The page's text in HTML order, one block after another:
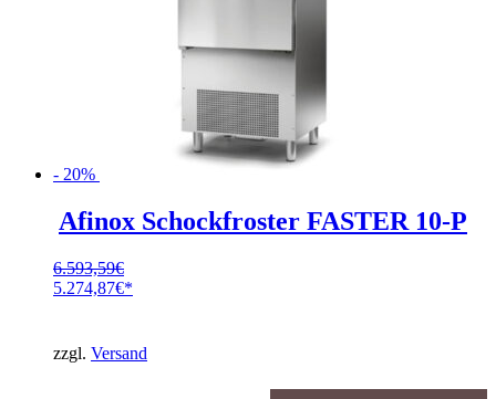
- 20%
Afinox Schockfroster FASTER 10-P
6.593,59€
Ursprünglicher
6.593,59€
5.274,87€
ist:
5.274,87€.
zzgl. Versand